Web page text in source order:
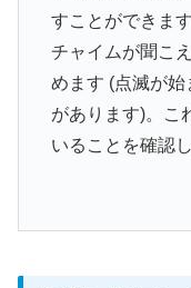
すことができます
チャイムが聞こ
めます (点滅が
があります)。こ
いることを確認し